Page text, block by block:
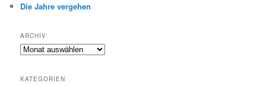
Die Jahre vergehen
ARCHIV
Archiv
KATEGORIEN